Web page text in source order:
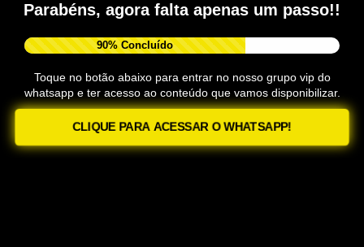
Parabéns, agora falta apenas um passo!!
90% Concluído
Toque no botão abaixo para entrar no nosso grupo vip do
whatsapp e ter acesso ao conteúdo que vamos disponibilizar.
CLIQUE PARA ACESSAR O WHATSAPP!